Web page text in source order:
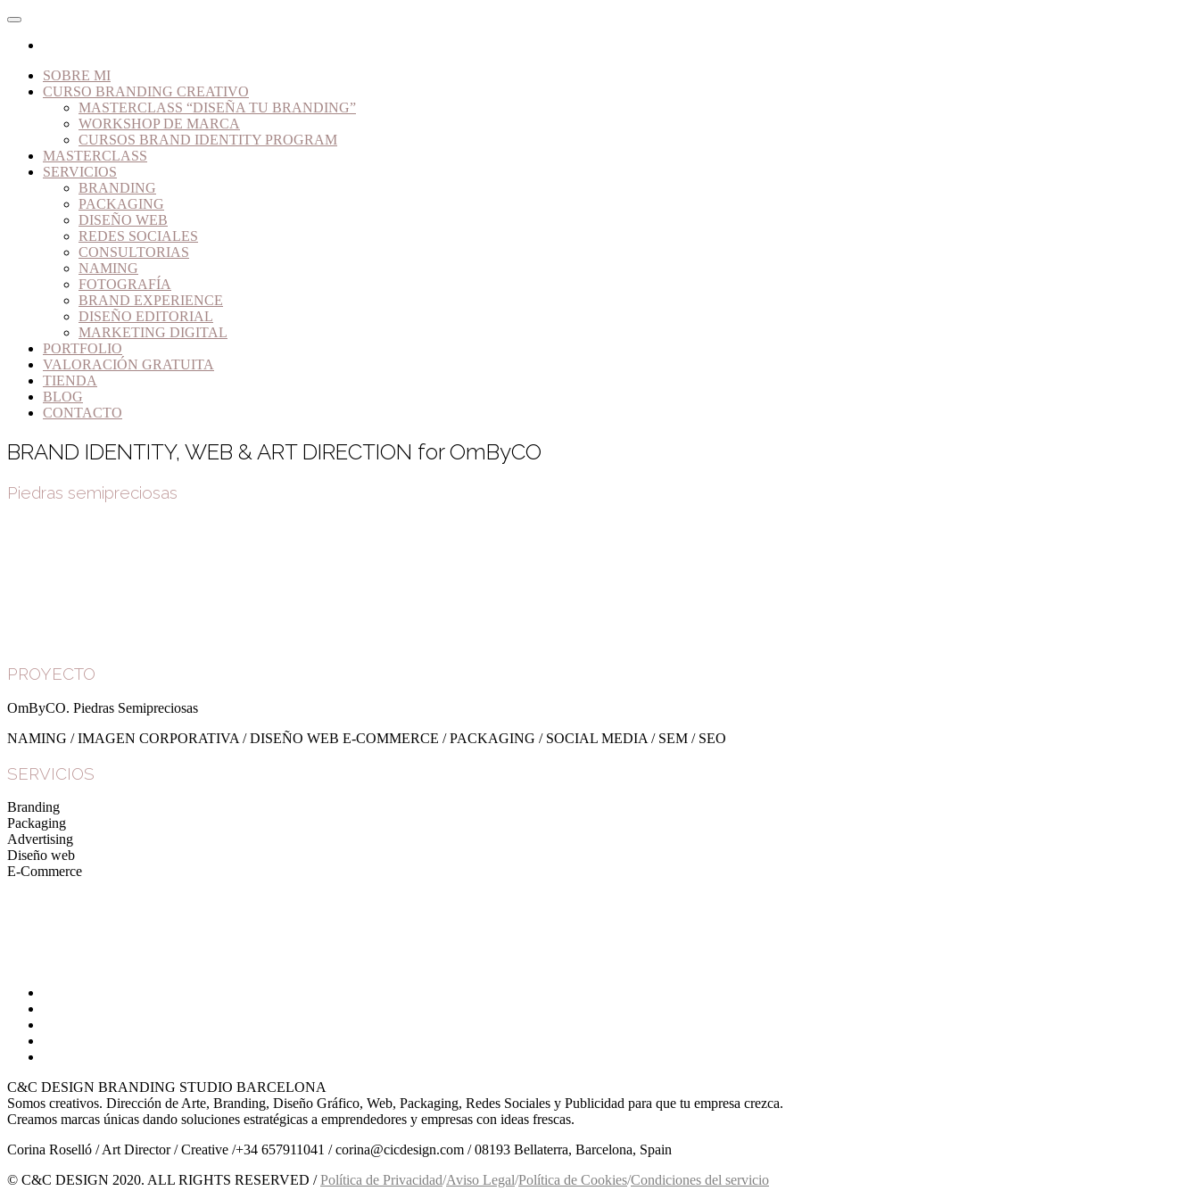
SOBRE MI
CURSO BRANDING CREATIVO
MASTERCLASS “DISEÑA TU BRANDING”
WORKSHOP DE MARCA
CURSOS BRAND IDENTITY PROGRAM
MASTERCLASS
SERVICIOS
BRANDING
PACKAGING
DISEÑO WEB
REDES SOCIALES
CONSULTORIAS
NAMING
FOTOGRAFÍA
BRAND EXPERIENCE
DISEÑO EDITORIAL
MARKETING DIGITAL
PORTFOLIO
VALORACIÓN GRATUITA
TIENDA
BLOG
CONTACTO
BRAND IDENTITY, WEB & ART DIRECTION for OmByCO
Piedras semipreciosas
PROYECTO
OmByCO. Piedras Semipreciosas
NAMING / IMAGEN CORPORATIVA / DISEÑO WEB E-COMMERCE / PACKAGING / SOCIAL MEDIA / SEM / SEO
SERVICIOS
Branding
Packaging
Advertising
Diseño web
E-Commerce
C&C DESIGN BRANDING STUDIO BARCELONA
Somos creativos. Dirección de Arte, Branding, Diseño Gráfico, Web, Packaging, Redes Sociales y Publicidad para que tu empresa crezca.
Creamos marcas únicas dando soluciones estratégicas a emprendedores y empresas con ideas frescas.
Corina Roselló / Art Director / Creative /+34 657911041 / corina@cicdesign.com / 08193 Bellaterra, Barcelona, Spain
© C&C DESIGN 2020. ALL RIGHTS RESERVED /Política de Privacidad/Aviso Legal/Política de Cookies/Condiciones del servicio